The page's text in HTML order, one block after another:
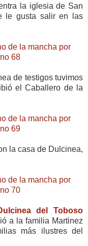
la iglesia de San
le gusta salir en las
de testigos tuvimos
el Caballero de la
la casa de Dulcinea,
del Toboso
a la familia Martinez
más ilustres del